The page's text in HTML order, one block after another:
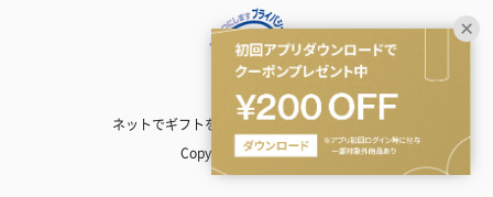
ネットでギフトを贈るなら | TANP（タンプ）
Copyright© TANP Inc.